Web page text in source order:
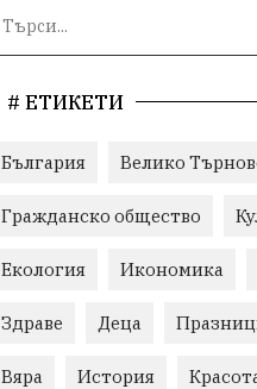
# ЕТИКЕТИ
България Велико
Гражданско общество
Екология Икономика
Здраве Деца
Вяра История